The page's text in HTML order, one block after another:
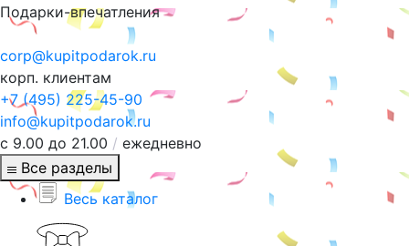
Подарки-впечатления
corp@kupitpodarok.ru
корп. клиентам
+7 (495) 225-45-90
info@kupitpodarok.ru
с 9.00 до 21.00 / ежедневно
Все разделы
Весь каталог